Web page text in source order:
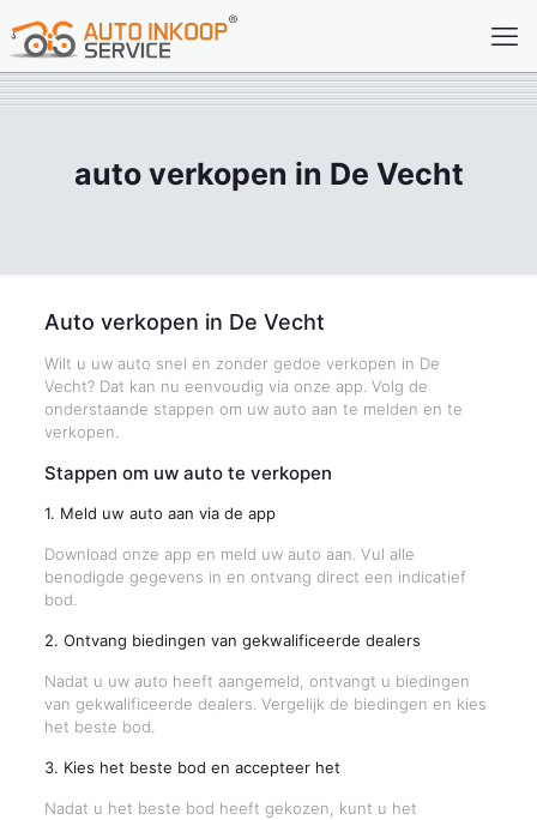
auto verkopen in De Vecht
Auto verkopen in De Vecht
Wilt u uw auto snel en zonder gedoe verkopen in De
Vecht? Dat kan nu eenvoudig via onze app. Volg de
onderstaande stappen om uw auto aan te melden en te
verkopen.
Stappen om uw auto te verkopen
1. Meld uw auto aan via de app
Download onze app en meld uw auto aan. Vul alle
benodigde gegevens in en ontvang direct een indicatief
bod.
2. Ontvang biedingen van gekwalificeerde dealers
Nadat u uw auto heeft aangemeld, ontvangt u biedingen
van gekwalificeerde dealers. Vergelijk de biedingen en kies
het beste bod.
3. Kies het beste bod en accepteer het
Nadat u het beste bod heeft gekozen, kunt u het